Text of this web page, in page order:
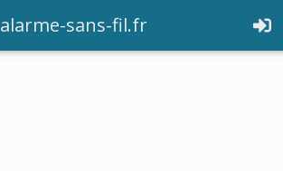
alarme-sans-fil.fr